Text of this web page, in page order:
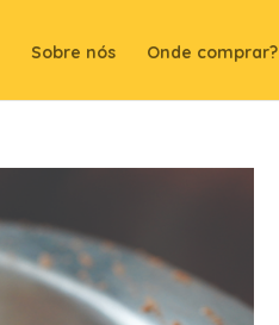
Sobre nós Onde comprar?